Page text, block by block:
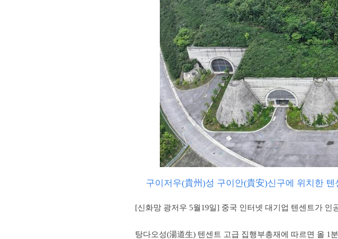
구이저우(貴州)성 구이안(貴安)신구에 위치한
[신화망 광저우 5월19일] 중국 인터넷 대기업 텐센트가
탕다오성(湯道生) 텐센트 고급 집행부총재에 따르면 올 1